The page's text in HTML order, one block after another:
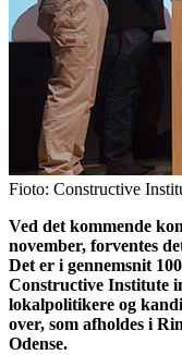
Fioto: Constructive
Ved det kommende
november, forventes
Det er i gennemsnit
Constructive Institute
lokalpolitikere og
over, som afholdes i
Odense.